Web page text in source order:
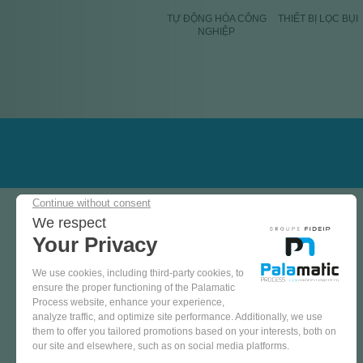
TỰ ĐỘNG HÓA CÔNG
NGHIỆP
THIẾT BỊ LỌC BỤI
CÁC LĨNH VIỆC HOẠT ĐỘNG